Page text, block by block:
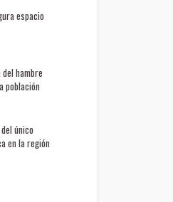
espacio
hambre
población
único
en la región